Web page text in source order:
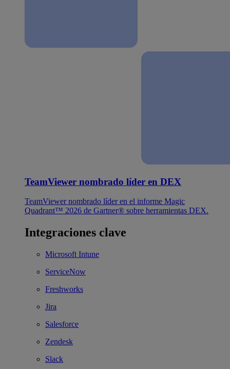
TeamViewer nombrado líder en DEX
TeamViewer nombrado líder en el informe Magic
Quadrant™ 2026 de Gartner® sobre herramientas DEX.
Integraciones clave
Microsoft Intune
ServiceNow
Freshworks
Jira
Salesforce
Zendesk
Slack